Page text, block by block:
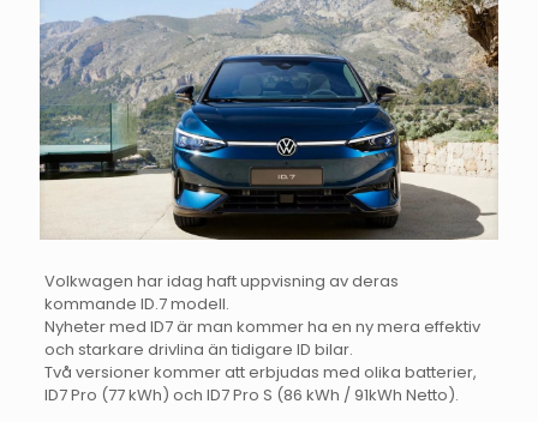
Volkwagen har idag haft uppvisning av deras
kommande ID.7 modell.
Nyheter med ID7 är man kommer ha en ny mera effektiv
och starkare drivlina än tidigare ID bilar.
Två versioner kommer att erbjudas med olika batterier,
ID7 Pro (77 kWh) och ID7 Pro S (86 kWh / 91kWh Netto).